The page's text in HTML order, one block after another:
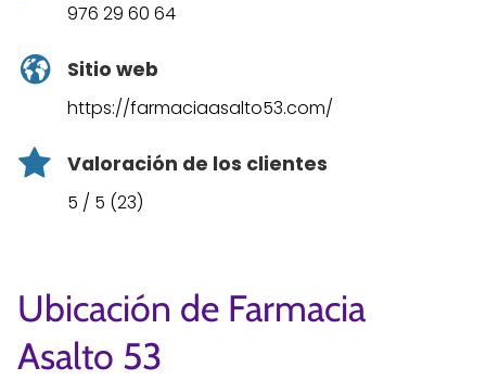
976 29 60 64
Sitio web
https://farmaciaasalto53.com/
Valoración de los clientes
5 / 5 (23)
Ubicación de Farmacia
Asalto 53